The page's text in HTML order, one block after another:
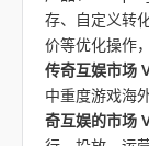
存、自定义转
价等优化操作
传奇互娱市场
中重度游戏海
奇互娱的市场